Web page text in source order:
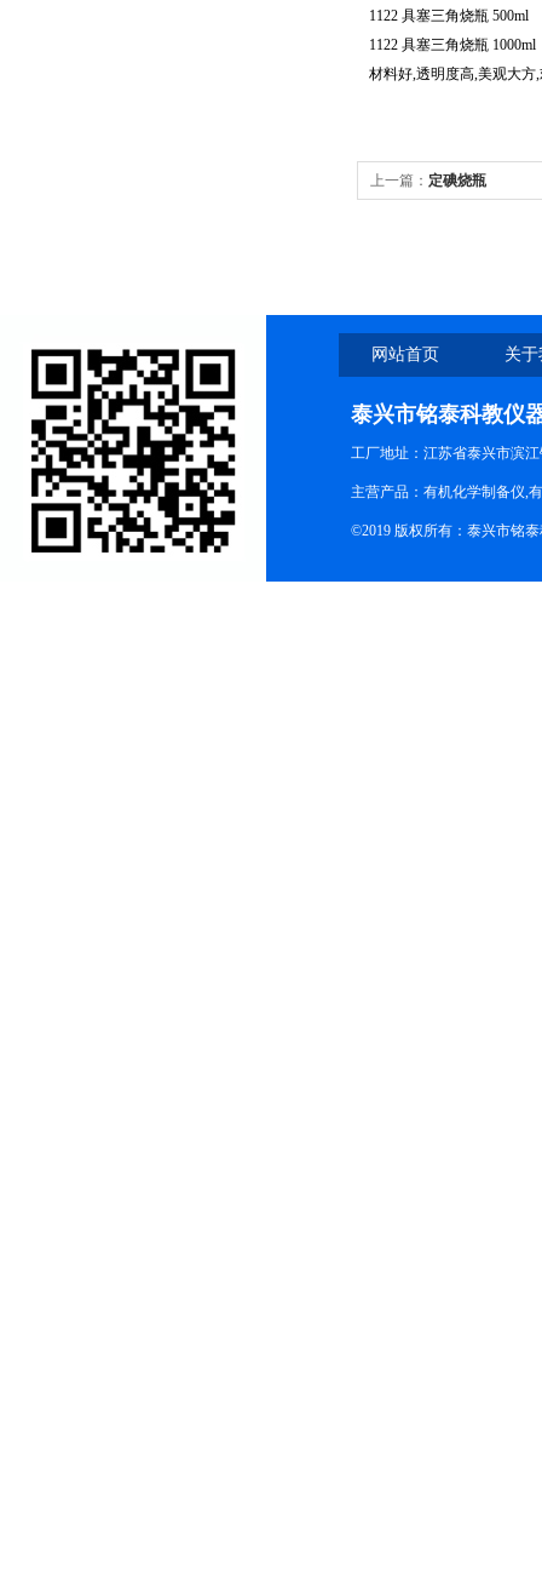
1122 具塞三角烧瓶 500ml
1122 具塞三角烧瓶 1000ml
材料好,透明度高,美观大方
上一篇： 定碘烧瓶
网站首页 关
泰兴市铭泰科教仪
工厂地址：江苏省泰兴市滨
主营产品：有机化学制备仪,
©2019 版权所有：泰兴市铭